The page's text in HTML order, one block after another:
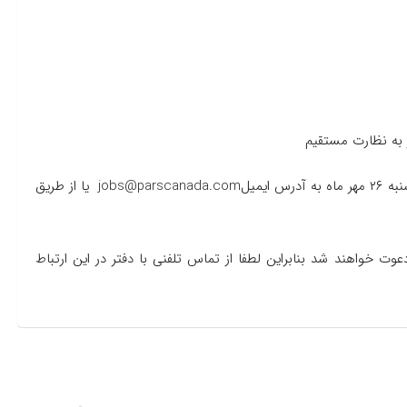
به نظارت مستقیم
jobs@parscanada.com یا از طریق
شد بنابراین لطفا از تماس تلفنی با دفتر در این ارتباط